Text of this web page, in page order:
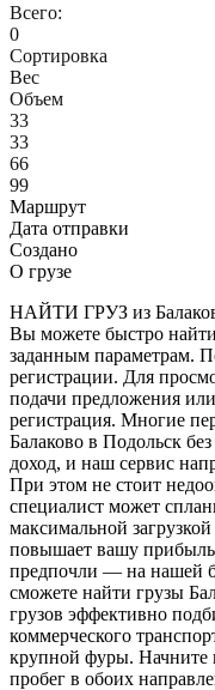
Всего:
0
Сортировка
Вес
Объем
33
33
66
99
Маршрут
Дата отправки
Создано
О грузе
НАЙТИ ГРУЗ из
Вы можете быстро
заданным параметрам.
регистрации. Для
подачи предложения или
регистрация. Многие
Балаково в Подольск
доход, и наш сервис
При этом не стоит
специалист может
максимальной
повышает вашу
предпочли — на нашей
сможете найти грузы
грузов эффективно
коммерческого
крупной фуры. Начните
пробег в обоих